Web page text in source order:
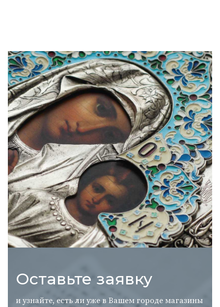
Оставьте заявку
и узнайте, есть ли уже в Вашем городе магазины